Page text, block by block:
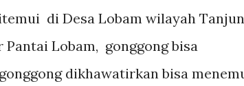
di Desa Lobam wilayah
Lobam, gonggong bisa
dikhawatirkan bisa